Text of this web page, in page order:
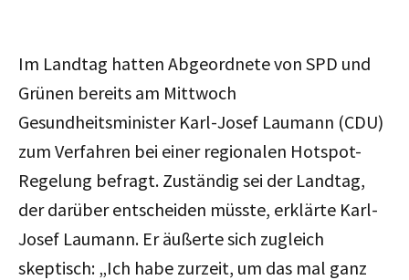
Im Landtag hatten Abgeordnete von SPD und
Grünen bereits am Mittwoch
Gesundheitsminister Karl-Josef Laumann (CDU)
zum Verfahren bei einer regionalen Hotspot-
Regelung befragt. Zuständig sei der Landtag,
der darüber entscheiden müsste, erklärte Karl-
Josef Laumann. Er äußerte sich zugleich
skeptisch: „Ich habe zurzeit, um das mal ganz